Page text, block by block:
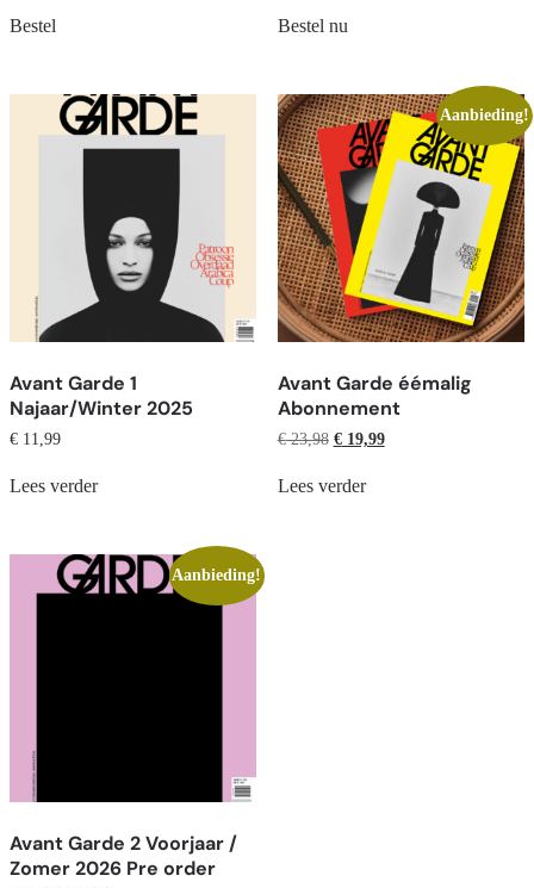
Bestel Bestel nu
Avant Garde 1
Najaar/Winter 2025
€ 11,99
Lees verder
Aanbieding!
Avant Garde éémalig
Abonnement
€23,98 €19,99
Lees verder
Aanbieding!
Avant Garde 2 Voorjaar /
Zomer 2026 Pre order